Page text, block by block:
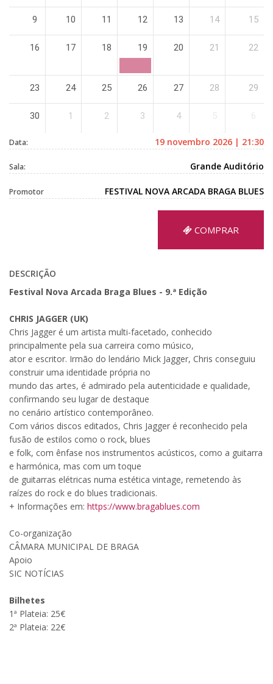
9 10 11 12 13 14 15
16 17 18 19 20 21 22
23 24 25 26 27 28 29
30 1 2 3 4
Data: 19 novembro 2026 | 21:30
Sala: Grande Auditório
Promotor FESTIVAL NOVA ARCADA BRAGA BLUES
COMPRAR
DESCRIÇÃO
Festival Nova Arcada Braga Blues - 9.ª Edição
CHRIS JAGGER (UK)
Chris Jagger é um artista multi-facetado, conhecido
principalmente pela sua carreira como músico,
ator e escritor. Irmão do lendário Mick Jagger, Chris conseguiu
construir uma identidade própria no
mundo das artes, é admirado pela autenticidade e qualidade,
confirmando seu lugar de destaque
no cenário artístico contemporâneo.
Com vários discos editados, Chris Jagger é reconhecido pela
fusão de estilos como o rock, blues
e folk, com ênfase nos instrumentos acústicos, como a guitarra
e harmónica, mas com um toque
de guitarras elétricas numa estética vintage, remetendo às
raízes do rock e do blues tradicionais.
+ Informações em: https://www.bragablues.com
Co-organização
CÂMARA MUNICIPAL DE BRAGA
Apoio
SIC NOTÍCIAS
Bilhetes
1ª Plateia: 25€
2ª Plateia: 22€